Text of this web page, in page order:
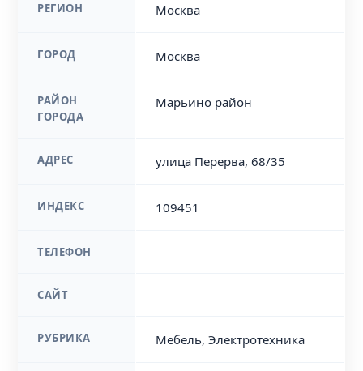
РЕГИОН Москва
ГОРОД Москва
РАЙОН
ГОРОДА
Марьино район
АДРЕС улица Перерва, 68/35
ИНДЕКС 109451
ТЕЛЕФОН
САЙТ
РУБРИКА Мебель, Электротехника